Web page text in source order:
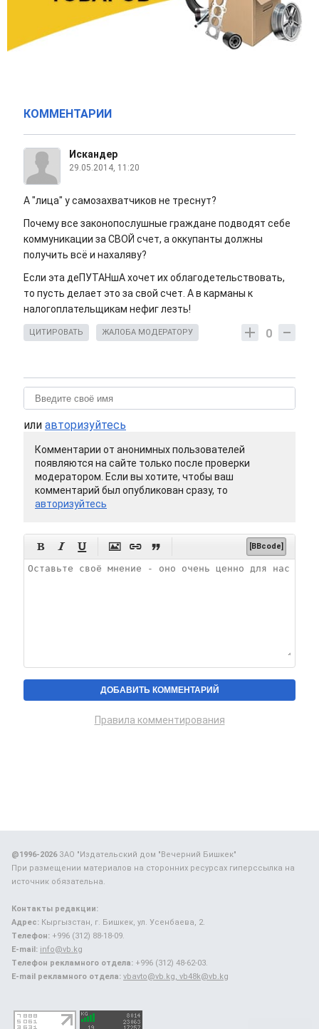
КОММЕНТАРИИ
Искандер
29.05.2014, 11:20
А "лица" у самозахватчиков не треснут?
Почему все законопослушные граждане подводят себе
коммуникации за СВОЙ счет, а оккупанты должны
получить всё и нахаляву?
Если эта деПУТАНшА хочет их облагодетельствовать,
то пусть делает это за свой счет. А в карманы к
налогоплательщикам нефиг лезть!
0
ЦИТИРОВАТЬ ЖАЛОБА МОДЕРАТОРУ
или авторизуйтесь
Комментарии от анонимных пользователей
появляются на сайте только после проверки
модератором. Если вы хотите, чтобы ваш
комментарий был опубликован сразу, то
авторизуйтесь
      [BBcode]
Правила комментирования
@1996-2026ЗАО "Издательский дом "Вечерний Бишкек"
При размещении материалов на сторонних ресурсах гиперссылка на
источник обязательна.
Контакты редакции:
Адрес: Кыргызстан, г. Бишкек, ул. Усенбаева, 2.
Телефон: +996 (312) 88-18-09.
E-mail: info@vb.kg
Телефон рекламного отдела: +996 (312) 48-62-03.
E-mail рекламного отдела: vbavto@vb.kg, vb48k@vb.kg